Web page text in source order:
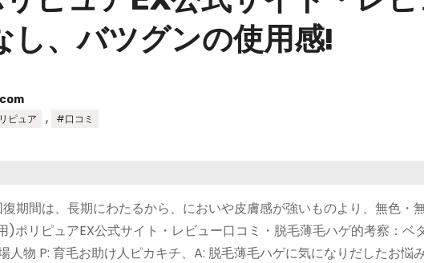
し、バツグンの使用感!
ピュア , #口コミ
期間は、長期にわたるから、においや皮膚感が強いものより、無色・
ポリピュアEX公式サイト・レビュー口コミ・脱毛薄毛ハゲ的考察：ベ
人物 P: 育毛お助け人ピカキチ、A: 脱毛薄毛ハゲに気になりだしたお悩